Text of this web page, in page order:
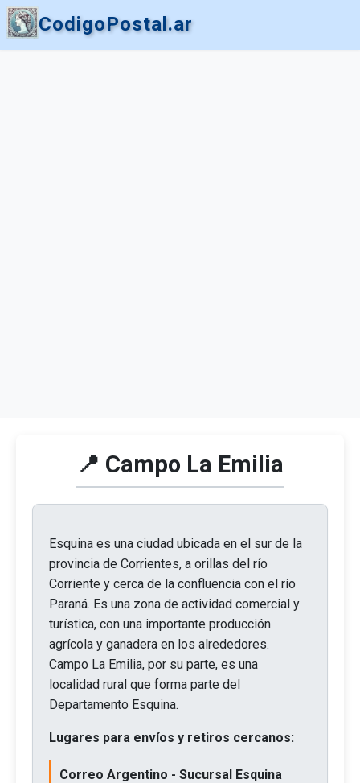
CodigoPostal.ar
📍 Campo La Emilia
Esquina es una ciudad ubicada en el sur de la
provincia de Corrientes, a orillas del río
Corriente y cerca de la confluencia con el río
Paraná. Es una zona de actividad comercial y
turística, con una importante producción
agrícola y ganadera en los alrededores.
Campo La Emilia, por su parte, es una
localidad rural que forma parte del
Departamento Esquina.
Lugares para envíos y retiros cercanos:
Correo Argentino - Sucursal Esquina